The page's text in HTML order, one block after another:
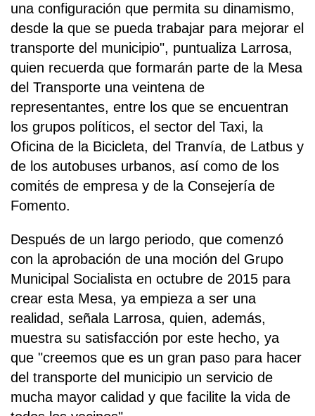
una configuración que permita su dinamismo,
desde la que se pueda trabajar para mejorar el
transporte del municipio", puntualiza Larrosa,
quien recuerda que formarán parte de la Mesa
del Transporte una veintena de
representantes, entre los que se encuentran
los grupos políticos, el sector del Taxi, la
Oficina de la Bicicleta, del Tranvía, de Latbus y
de los autobuses urbanos, así como de los
comités de empresa y de la Consejería de
Fomento.
Después de un largo periodo, que comenzó
con la aprobación de una moción del Grupo
Municipal Socialista en octubre de 2015 para
crear esta Mesa, ya empieza a ser una
realidad, señala Larrosa, quien, además,
muestra su satisfacción por este hecho, ya
que "creemos que es un gran paso para hacer
del transporte del municipio un servicio de
mucha mayor calidad y que facilite la vida de